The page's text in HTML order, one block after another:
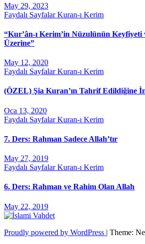
May 29, 2023
Faydalı SayfalarKuran-ı Kerim
“Kur’ân-ı Kerim’in Nüzulünün Keyfiyeti
Üzerine”
May 12, 2020
Faydalı SayfalarKuran-ı Kerim
(ÖZEL) Şia Kuran’ın Tahrif Edildiğine
Oca 13, 2020
Faydalı SayfalarKuran-ı Kerim
7. Ders: Rahman Sadece Allah’tır
May 27, 2019
Faydalı SayfalarKuran-ı Kerim
6. Ders: Rahman ve Rahim Olan Allah
May 22, 2019
Proudly powered by WordPress | Theme: